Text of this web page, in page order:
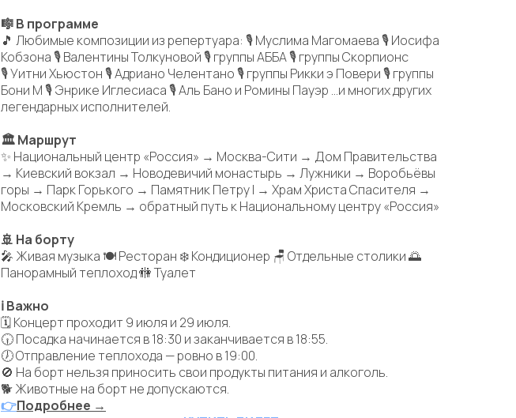
🎼 В программе
🎵 Любимые композиции из репертуара: 🎙 Муслима Магомаева 🎙 Иосифа
Кобзона 🎙 Валентины Толкуновой 🎙 группы АББА 🎙 группы Скорпионс
🎙 Уитни Хьюстон 🎙 Адриано Челентано 🎙 группы Рикки э Повери 🎙 группы
Бони М 🎙 Энрике Иглесиаса 🎙 Аль Бано и Ромины Пауэр …и многих других
легендарных исполнителей.
🏛 Маршрут
✨ Национальный центр «Россия» → Москва-Сити → Дом Правительства
→ Киевский вокзал → Новодевичий монастырь → Лужники → Воробьёвы
горы → Парк Горького → Памятник Петру I → Храм Христа Спасителя →
Московский Кремль → обратный путь к Национальному центру «Россия»
🚢 На борту
🎤 Живая музыка 🍽 Ресторан ❄ Кондиционер 🪑 Отдельные столики 🌅
Панорамный теплоход 🚻 Туалет
ℹ Важно
🗓 Концерт проходит 9 июля и 29 июля.
🕡 Посадка начинается в 18:30 и заканчивается в 18:55.
🕖 Отправление теплохода — ровно в 19:00.
🚫 На борт нельзя приносить свои продукты питания и алкоголь.
🐕 Животные на борт не допускаются.
👉Подробнее →